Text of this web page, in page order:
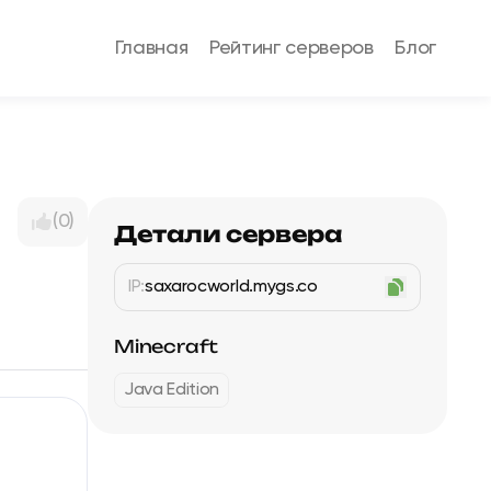
Главная Рейтинг серверов Блог
(0) Детали сервера
IP:saxarocworld.mygs.co
Minecraft
Java Edition